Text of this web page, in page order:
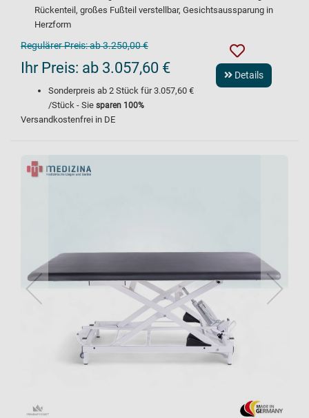
Rückenteil, großes Fußteil verstellbar, Gesichtsaussparung in
Herzform
Regulärer Preis:ab 3.250,00 €
Ihr Preis: ab 3.057,60 €
Sonderpreis ab 2 Stück für3.057,60 €
/Stück - Sie sparen 100%
Versandkostenfrei in DE
Details